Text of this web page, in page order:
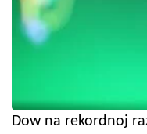
Dow na rekordnoj